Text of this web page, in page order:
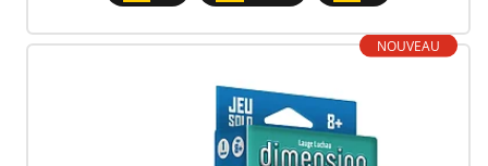
NOUVEAU